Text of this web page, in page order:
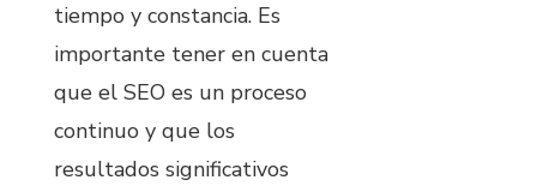
tiempo y constancia. Es
importante tener en cuenta
que el SEO es un proceso
continuo y que los
resultados significativos